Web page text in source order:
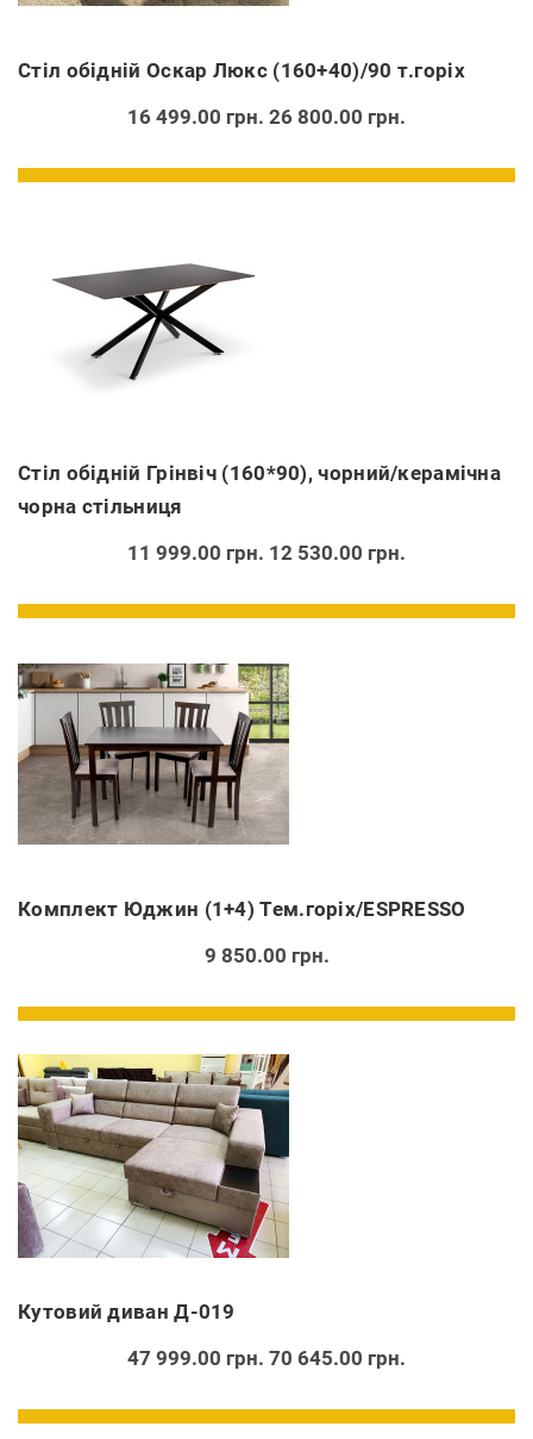
Стіл обідній Оскар Люкс (160+40)/90 т.горіх
16 499.00 грн. 26 800.00 грн.
Стіл обідній Грінвіч (160*90), чорний/керамічна
чорна стільниця
11 999.00 грн. 12 530.00 грн.
Комплект Юджин (1+4) Тем.горіх/ESPRESSO
9 850.00 грн.
Кутовий диван Д-019
47 999.00 грн. 70 645.00 грн.